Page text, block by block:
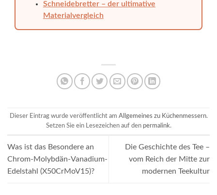
Schneidebretter – der ultimative
Materialvergleich
Dieser Eintrag wurde veröffentlicht am Allgemeines zu Küchenmessern.
Setzen Sie ein Lesezeichen auf den permalink.
Was ist das Besondere an
Chrom-Molybdän-Vanadium-
Edelstahl (X50CrMoV15)?
Die Geschichte des Tee –
vom Reich der Mitte zur
modernen Teekultur